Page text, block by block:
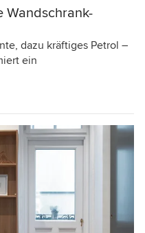
Wandschrank-
dazu kräftiges Petrol –
ein